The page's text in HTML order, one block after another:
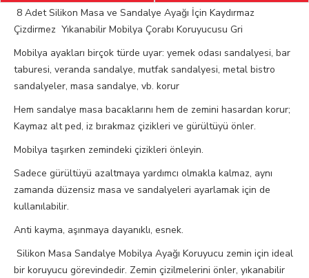
8 Adet Silikon Masa ve Sandalye Ayağı İçin Kaydırmaz
Çizdirmez Yıkanabilir Mobilya Çorabı Koruyucusu Gri
Mobilya ayakları birçok türde uyar: yemek odası sandalyesi, bar
taburesi, veranda sandalye, mutfak sandalyesi, metal bistro
sandalyeler, masa sandalye, vb. korur
Hem sandalye masa bacaklarını hem de zemini hasardan korur;
Kaymaz alt ped, iz bırakmaz çizikleri ve gürültüyü önler.
Mobilya taşırken zemindeki çizikleri önleyin.
Sadece gürültüyü azaltmaya yardımcı olmakla kalmaz, aynı
zamanda düzensiz masa ve sandalyeleri ayarlamak için de
kullanılabilir.
Anti kayma, aşınmaya dayanıklı, esnek.
Silikon Masa Sandalye Mobilya Ayağı Koruyucu zemin için ideal
bir koruyucu görevindedir. Zemin çizilmelerini önler, yıkanabilir